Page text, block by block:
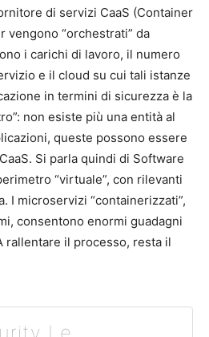
di servizi CaaS (Container
vengono “orchestrati” da
i carichi di lavoro, il numero
e il cloud su cui tali istanze
in termini di sicurezza è la
non esiste più una entità al
queste possono essere
Si parla quindi di Software
“virtuale”, con rilevanti
I microservizi “containerizzati”,
consentono enormi guadagni
rallentare il processo, resta il